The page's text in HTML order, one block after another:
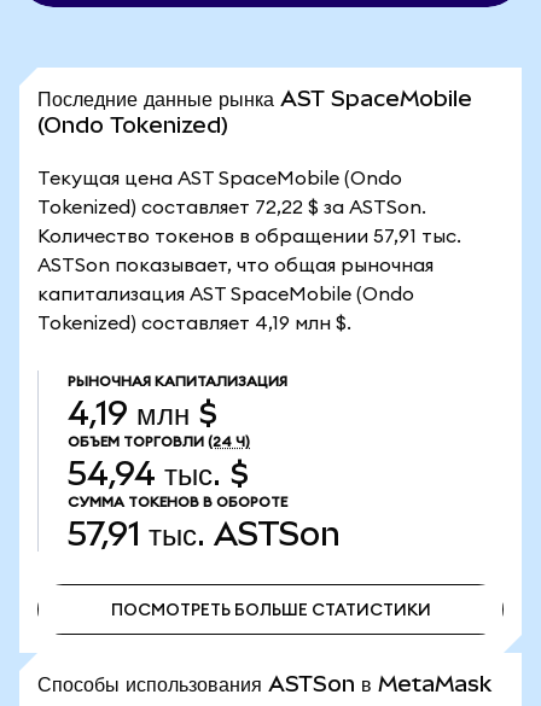
Последние данные рынка AST SpaceMobile
(Ondo Tokenized)
Текущая цена AST SpaceMobile (Ondo
Tokenized) составляет 72,22 $ за ASTSon.
Количество токенов в обращении 57,91 тыс.
ASTSon показывает, что общая рыночная
капитализация AST SpaceMobile (Ondo
Tokenized) составляет 4,19 млн $.
РЫНОЧНАЯ КАПИТАЛИЗАЦИЯ
4,19 млн $
ОБЪЕМ ТОРГОВЛИ (24 Ч)
54,94 тыс. $
СУММА ТОКЕНОВ В ОБОРОТЕ
57,91 тыс. ASTSon
ПОСМОТРЕТЬ БОЛЬШЕ СТАТИСТИКИ
Способы использования ASTSon в MetaMask